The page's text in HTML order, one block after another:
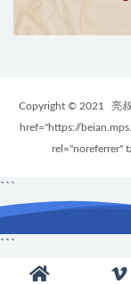
Copyright © 2021 亮
href="https://
rel="noreferrer"
```
```